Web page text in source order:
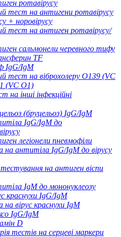
ротавірусу
тест на антигени ротавірусу
+ норовірусу
тест на антиген ротавірусу/
сальмонели черевного тифу
TF
IgG/IgM
тест на віброхолеру O139 (VC
(VC O1)
на інші інфекційні
(бруцельоз) IgG/IgM
IgG/IgM до
легіонели пневмофіли
на антитіла IgG/IgM до вірусу
на антиген віспи
IgM до мононуклеозу
краснухи IgG/IgM
на вірус краснухи IgM
IgG/IgM
D
тестів на серцеві маркери